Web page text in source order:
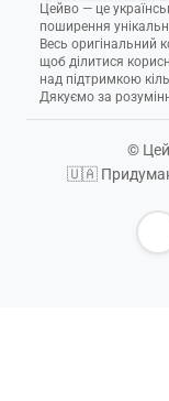
Цейво — це
поширення
Весь оригінальний
щоб ділитися
над підтримкою
Дякуємо за
©
🇺🇦